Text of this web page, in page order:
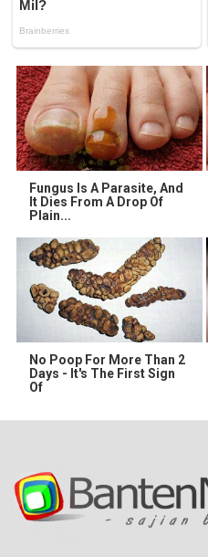
Fungus Is A Parasite, And
It Dies From A Drop Of
Plain...
No Poop For More Than 2
Days - It's The First Sign
Of